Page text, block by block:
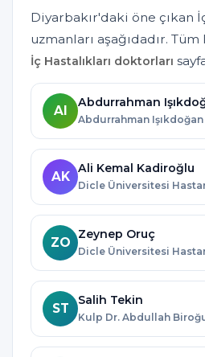
Diyarbakır'daki öne çıkan
uzmanları aşağıdadır.
İç Hastalıkları doktorları
AI
Abdurrahman
AK
Ali Kemal Kadiroğlu
Dicle Üniversitesi
ZO
Zeynep Oruç
Dicle Üniversitesi
ST
Salih Tekin